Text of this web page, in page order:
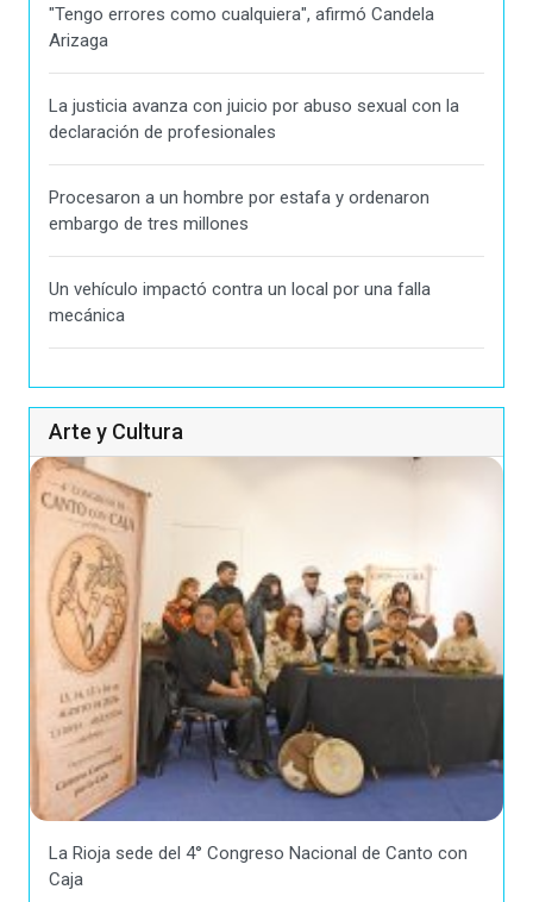
"Tengo errores como cualquiera", afirmó Candela
Arizaga
La justicia avanza con juicio por abuso sexual con la
declaración de profesionales
Procesaron a un hombre por estafa y ordenaron
embargo de tres millones
Un vehículo impactó contra un local por una falla
mecánica
Arte y Cultura
La Rioja sede del 4° Congreso Nacional de Canto con
Caja